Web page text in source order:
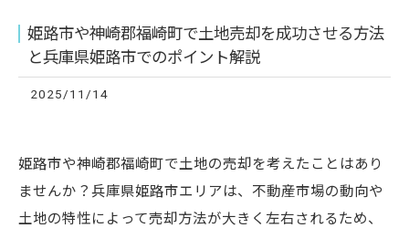
姫路市や神崎郡福崎町で土地売却を成功させる方法
と兵庫県姫路市でのポイント解説
2025/11/14
姫路市や神崎郡福崎町で土地の売却を考えたことはあり
ませんか？兵庫県姫路市エリアは、不動産市場の動向や
土地の特性によって売却方法が大きく左右されるため、